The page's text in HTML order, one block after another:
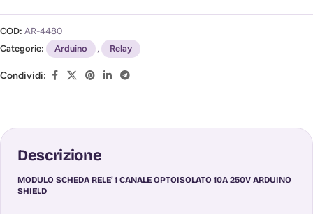
COD: AR-4480
Categorie:
Arduino , Relay
Condividi:
Descrizione
MODULO SCHEDA RELE’ 1 CANALE OPTOISOLATO 10A 250V ARDUINO
SHIELD